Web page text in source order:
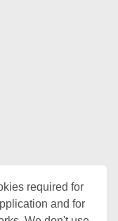
required for
and for